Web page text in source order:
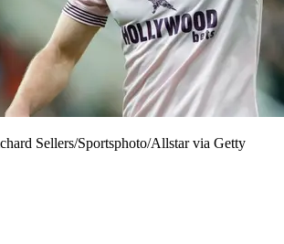
Sellers/Sportsphoto/Allstar via Getty